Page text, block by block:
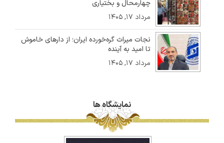
چهارمحال و بختیاری
مرداد ۱۷, ۱۴۰۵
نجات میراث گره‌خورده ایران؛ از دارهای خاموش
تا امید به آینده
مرداد ۱۷, ۱۴۰۵
نمایشگاه ها